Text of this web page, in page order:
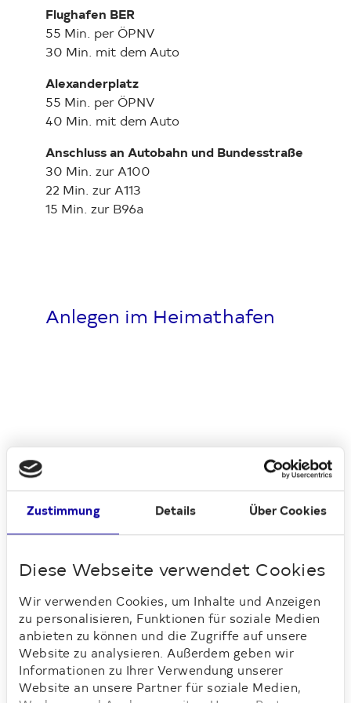
Zustimmung Details Über Cookies
Diese Webseite verwendet Cookies
Wir verwenden Cookies, um Inhalte und Anzeigen
zu personalisieren, Funktionen für soziale Medien
anbieten zu können und die Zugriffe auf unsere
Website zu analysieren. Außerdem geben wir
Informationen zu Ihrer Verwendung unserer
Website an unsere Partner für soziale Medien,
Flughafen BER
55 Min. per ÖPNV
30 Min. mit dem Auto
Alexanderplatz
55 Min. per ÖPNV
40 Min. mit dem Auto
Anschluss an Autobahn und Bundesstraße
30 Min. zur A100
22 Min. zur A113
15 Min. zur B96a
Anlegen im Heimathafen
Inhalte von Google zulassen
Karte von Google Maps eingesetzt. Mit der
dass wir mit dem Laden der Karte Ihre IP-
Adresse, Informationen zum Endgerät und
Browser an Google übermitteln. Sie willigen
zudem ein, dass die Daten von Google in den
USA verarbeitet werden, wobei in den USA ein